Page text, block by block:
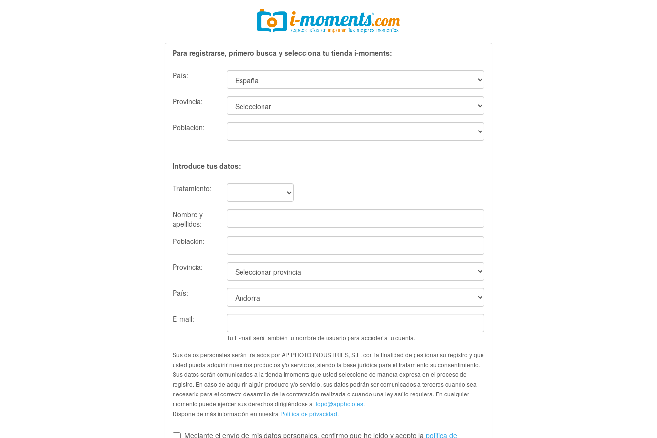
Para registrarse, primero busca y selecciona tu tienda i-moments:
País:
Provincia:
Población:
Introduce tus datos:
Tratamiento:
Nombre y
apellidos:
Población:
Provincia:
País:
E-mail:
Tu E-mail será también tu nombre de usuario para acceder a tu cuenta.
Sus datos personales serán tratados por AP PHOTO INDUSTRIES, S.L. con la finalidad de gestionar su registro y que
usted pueda adquirir nuestros productos y/o servicios, siendo la base jurídica para el tratamiento su consentimiento.
Sus datos serán comunicados a la tienda imoments que usted seleccione de manera expresa en el proceso de
registro. En caso de adquirir algún producto y/o servicio, sus datos podrán ser comunicados a terceros cuando sea
necesario para el correcto desarrollo de la contratación realizada o cuando una ley así lo requiera. En cualquier
momento puede ejercer sus derechos dirigiéndose a lopd@apphoto.es.
Dispone de más información en nuestra Política de privacidad.
Mediante el envío de mis datos personales, confirmo que he leido y acepto la politica de